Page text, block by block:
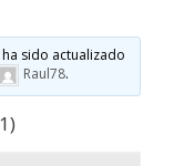
sido actualizado
Raul78.